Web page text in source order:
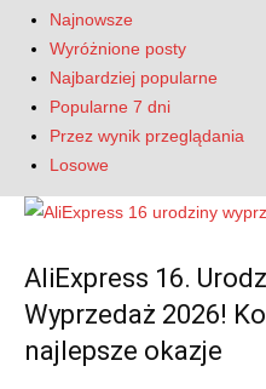
Najnowsze
Wyróżnione posty
Najbardziej popularne
Popularne 7 dni
Przez wynik przeglądania
Losowe
AliExpress 16.
Wyprzedaż 2026!
najlepsze okazje